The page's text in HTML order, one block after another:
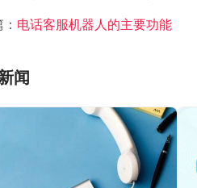
电话客服机器人的主要功能
闻